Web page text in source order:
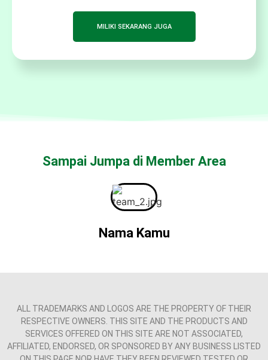
MILIKI SEKARANG JUGA
Sampai Jumpa di Member Area
Nama Kamu
ALL TRADEMARKS AND LOGOS ARE THE PROPERTY OF THEIR
RESPECTIVE OWNERS. THIS SITE AND THE PRODUCTS AND
SERVICES OFFERED ON THIS SITE ARE NOT ASSOCIATED,
AFFILIATED, ENDORSED, OR SPONSORED BY ANY BUSINESS LISTED